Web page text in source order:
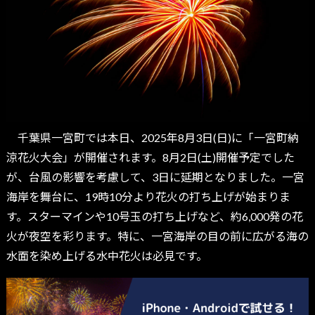
千葉県一宮町では本日、2025年8月3日(日)に「一宮町納
涼花火大会」が開催されます。8月2日(土)開催予定でした
が、台風の影響を考慮して、3日に延期となりました。一宮
海岸を舞台に、19時10分より花火の打ち上げが始まりま
す。スターマインや10号玉の打ち上げなど、約6,000発の花
火が夜空を彩ります。特に、一宮海岸の目の前に広がる海の
水面を染め上げる水中花火は必見です。